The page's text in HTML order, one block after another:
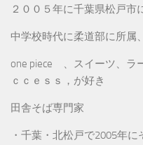
２００５年に千葉県松戸市
中学校時代に柔道部に所属
one piece 、スイーツ、ラ
ｃｃｅｓｓ，が好き
田舎そば専門家
・千葉・北松戸で2005年